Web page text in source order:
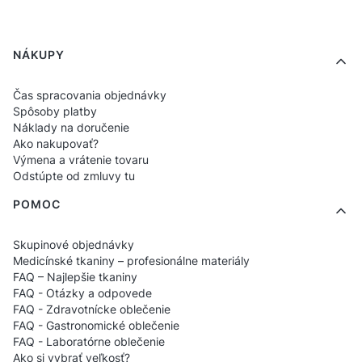
lekárskych procedúr. Materiály sú mäkké,
ideálne na dynamické zmeny.
Najčastejšie vyberané produkty v
kategórii Ošetrovateľstvo:
Ošetrovateľské scrubsy klasického strihu
Zdravotnícke nohavice prispôsobené na
dlhé služby
Komplety zdravotníckeho oblečenia pre
sestry a ošetrovateľov
Ponuka v pätičke
NÁKUPY
Čas spracovania objednávky
Spôsoby platby
Náklady na doručenie
Ako nakupovať?
Výmena a vrátenie tovaru
Odstúpte od zmluvy tu
POMOC
Skupinové objednávky
Medicínské tkaniny – profesionálne materiály
FAQ – Najlepšie tkaniny
FAQ - Otázky a odpovede
FAQ - Zdravotnícke oblečenie
FAQ - Gastronomické oblečenie
FAQ - Laboratórne oblečenie
Ako si vybrať veľkosť?